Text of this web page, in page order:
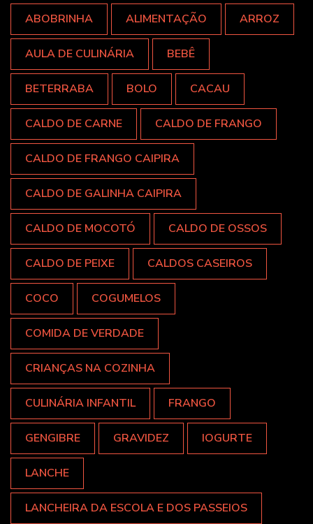
ABOBRINHA ALIMENTAÇÃO ARROZ
AULA DE CULINÁRIA BEBÊ
BETERRABA BOLO CACAU
CALDO DE CARNE CALDO DE FRANGO
CALDO DE FRANGO CAIPIRA
CALDO DE GALINHA CAIPIRA
CALDO DE MOCOTÓ CALDO DE OSSOS
CALDO DE PEIXE CALDOS CASEIROS
COCO COGUMELOS
COMIDA DE VERDADE
CRIANÇAS NA COZINHA
CULINÁRIA INFANTIL FRANGO
GENGIBRE GRAVIDEZ IOGURTE
LANCHE
LANCHEIRA DA ESCOLA E DOS PASSEIOS